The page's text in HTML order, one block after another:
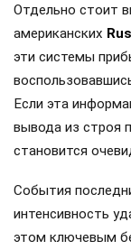
Отдельно стоит
американских
эти системы
Если эта
вывода из строя
становится
События
интенсивность
этом ключевым